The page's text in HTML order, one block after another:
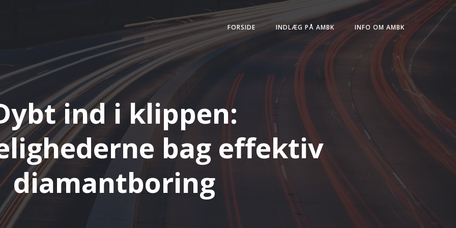
FORSIDE INDLÆG PÅ AMBK INFO OM AMBK
ind i klippen:
bag effektiv
diamantboring